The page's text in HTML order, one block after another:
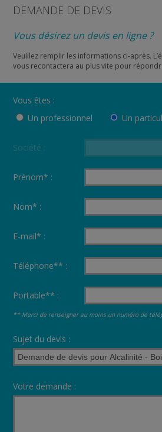
DEMANDE DE DEVIS
Vous désirez un devis en ligne ?
Veuillez remplir les informations ci-après.
vous recontactera au plus vite pour
Vous êtes :
Un professionnel
Un
Société :
Prénom* :
Nom* :
E-mail* :
Téléphone** :
Portable** :
** Merci de renseigner au moins un numéro de
Sujet du devis :
Votre demande :